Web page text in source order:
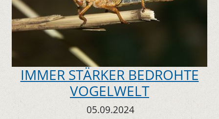
IMMER STÄRKER BEDROHTE
VOGELWELT
05.09.2024